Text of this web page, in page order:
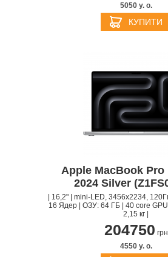
5050 y. о.
КУПИТИ
Apple MacBook Pro
2024 Silver
| 16,2" | mini-LED, 3456x2234,
16 Ядер | ОЗУ: 64 ГБ | 40 core GPU
2,15 кг |
204750 грн
4550 y. о.